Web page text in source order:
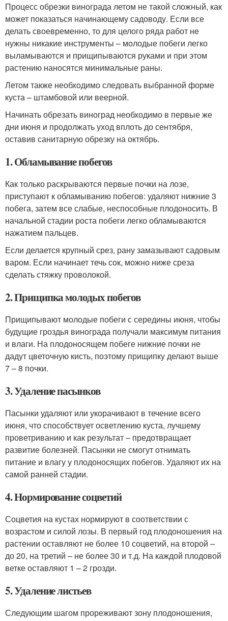
Процесс обрезки винограда летом не такой сложный, как
может показаться начинающему садоводу. Если все
делать своевременно, то для целого ряда работ не
нужны никакие инструменты – молодые побеги легко
выламываются и прищипываются руками и при этом
растению наносятся минимальные раны.
Летом также необходимо следовать выбранной форме
куста – штамбовой или веерной.
Начинать обрезать виноград необходимо в первые же
дни июня и продолжать уход вплоть до сентября,
оставив санитарную обрезку на октябрь.
1. Обламывание побегов
Как только раскрываются первые почки на лозе,
приступают к обламыванию побегов: удаляют нижние 3
побега, затем все слабые, неспособные плодоносить. В
начальной стадии роста побеги легко обламываются
нажатием пальцев.
Если делается крупный срез, рану замазывают садовым
варом. Если начинает течь сок, можно ниже среза
сделать стяжку проволокой.
2. Прищипка молодых побегов
Прищипывают молодые побеги с середины июня, чтобы
будущие гроздья винограда получали максимум питания
и влаги. На плодоносящем побеге нижние почки не
дадут цветочную кисть, поэтому прищипку делают выше
7 – 8 почки.
3. Удаление пасынков
Пасынки удаляют или укорачивают в течение всего
июня, что способствует осветлению куста, лучшему
проветриванию и как результат – предотвращает
развитие болезней. Пасынки не смогут отнимать
питание и влагу у плодоносящих побегов. Удаляют их на
самой ранней стадии.
4. Нормирование соцветий
Соцветия на кустах нормируют в соответствии с
возрастом и силой лозы. В первый год плодоношения на
растении оставляют не более 10 соцветий, на второй –
до 20, на третий – не более 30 и т.д. На каждой плодовой
ветке оставляют 1 – 2 грозди.
5. Удаление листьев
Следующим шагом прореживают зону плодоношения,